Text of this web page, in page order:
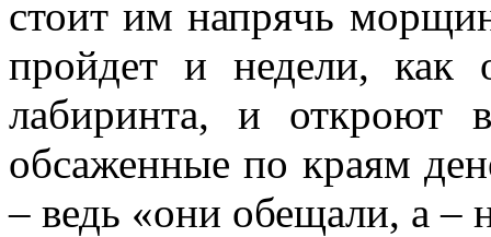
стоит им напрячь
пройдет и недели, как
лабиринта, и откроют
обсаженные по краям
– ведь «они обещали, а –